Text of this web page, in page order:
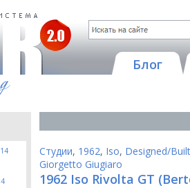
Блог
14
4
Студии, 1962, Iso, Designed/
Giorgetto Giugiaro
1962 Iso Rivolta GT